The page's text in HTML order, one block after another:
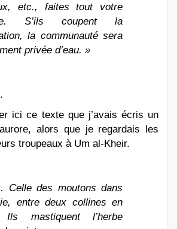
etc., faites tout votre
S’ils coupent la
la communauté sera
privée d’eau. »
ici ce texte que j’avais écris un
alors que je regardais les
troupeaux à Um al-Kheir.
Celle des moutons dans
entre deux collines en
Ils mastiquent l’herbe